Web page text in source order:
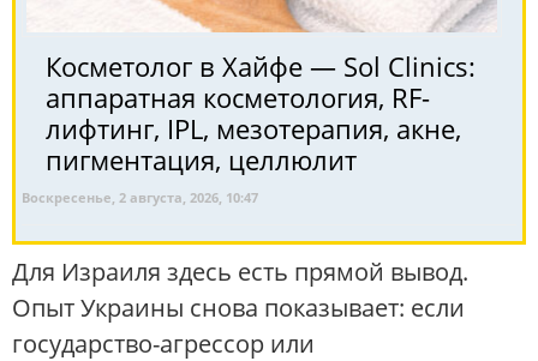
Косметолог в Хайфе — Sol Clinics:
аппаратная косметология, RF-
лифтинг, IPL, мезотерапия, акне,
пигментация, целлюлит
Воскресенье, 2 августа, 2026, 10:47
Для Израиля здесь есть прямой вывод.
Опыт Украины снова показывает: если
государство-агрессор или